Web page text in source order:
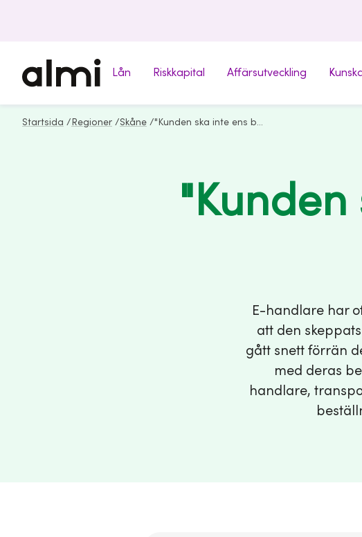
Lån Riskkapital Affärsutveckling
Startsida / Regioner /Skåne / "Kunden ska inte ens behöva fråga"
E-handlare har
att den
gått snett förrän
med deras
handlare,